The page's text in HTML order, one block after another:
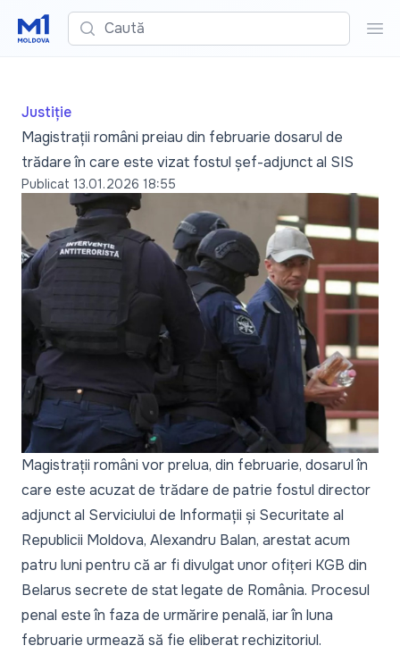
Caută
Justiție
Magistrații români preiau din februarie dosarul de
trădare în care este vizat fostul șef-adjunct al SIS
Publicat 13.01.2026 18:55
Magistrații români vor prelua, din februarie, dosarul în
care este acuzat de trădare de patrie fostul director
adjunct al Serviciului de Informații și Securitate al
Republicii Moldova, Alexandru Balan, arestat acum
patru luni pentru că ar fi divulgat unor ofițeri KGB din
Belarus secrete de stat legate de România. Procesul
penal este în faza de urmărire penală, iar în luna
februarie urmează să fie eliberat rechizitoriul.